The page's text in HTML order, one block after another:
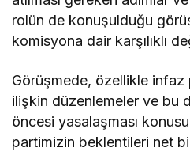
rolün de konuşulduğu
komisyona dair karşılıklı
Görüşmede, özellikle
ilişkin düzenlemeler ve bu
öncesi yasalaşması
partimizin beklentileri net